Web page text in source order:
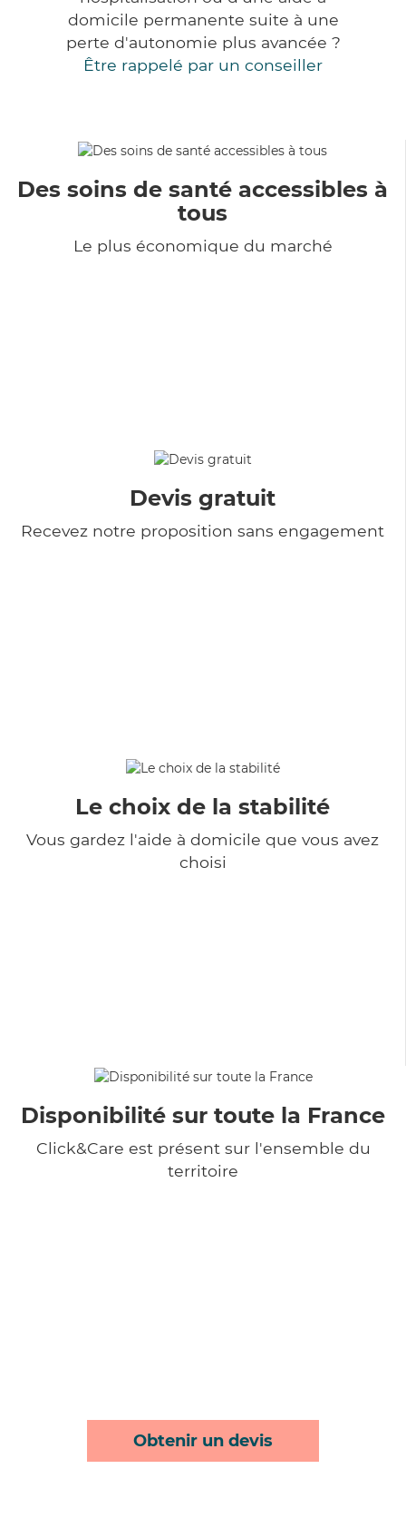
domicile permanente suite à une
perte d'autonomie plus avancée ?
Être rappelé par un conseiller
Des soins de santé accessibles à
tous
Le plus économique du marché
Devis gratuit
Recevez notre proposition sans engagement
Le choix de la stabilité
Vous gardez l'aide à domicile que vous avez
choisi
Disponibilité sur toute la France
Click&Care est présent sur l'ensemble du
territoire
Obtenir un devis